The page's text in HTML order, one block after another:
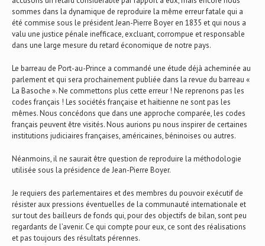
sommes dans la dynamique de reproduire la même erreur fatale qui a
été commise sous le président Jean-Pierre Boyer en 1835 et qui nous a
valu une justice pénale inefficace, excluant, corrompue et responsable
dans une large mesure du retard économique de notre pays.
Le barreau de Port-au-Prince a commandé une étude déjà acheminée au
parlement et qui sera prochainement publiée dans la revue du barreau «
La Basoche ». Ne commettons plus cette erreur ! Ne reprenons pas les
codes français ! Les sociétés française et haïtienne ne sont pas les
mêmes. Nous concédons que dans une approche comparée, les codes
français peuvent être visités. Nous aurions pu nous inspirer de certaines
institutions judiciaires françaises, américaines, béninoises ou autres.
Néanmoins, il ne saurait être question de reproduire la méthodologie
utilisée sous la présidence de Jean-Pierre Boyer.
Je requiers des parlementaires et des membres du pouvoir exécutif de
résister aux pressions éventuelles de la communauté internationale et
sur tout des bailleurs de fonds qui, pour des objectifs de bilan, sont peu
regardants de l’avenir. Ce qui compte pour eux, ce sont des réalisations
et pas toujours des résultats pérennes.